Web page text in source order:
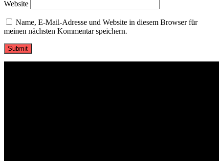
Website
Name, E-Mail-Adresse und Website in diesem Browser für
meinen nächsten Kommentar speichern.